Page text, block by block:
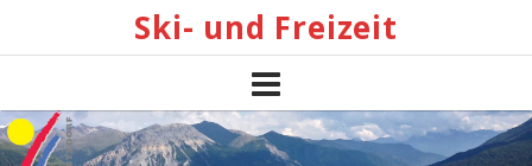
Ski- und Freizeit